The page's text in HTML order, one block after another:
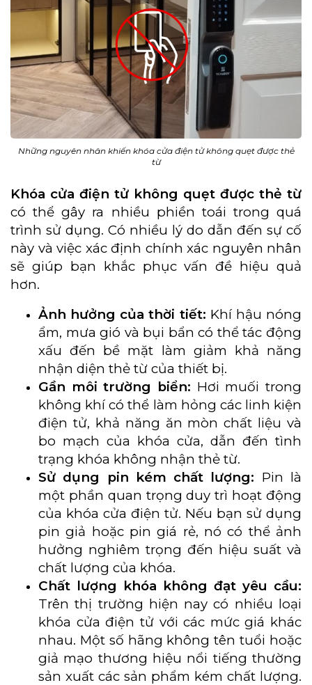
Những nguyên nhân khiến khóa cửa điện tử không quẹt được thẻ
từ
Khóa cửa điện tử không quẹt được thẻ từ
có thể gây ra nhiều phiền toái trong quá
trình sử dụng. Có nhiều lý do dẫn đến sự cố
này và việc xác định chính xác nguyên nhân
sẽ giúp bạn khắc phục vấn đề hiệu quả
hơn.
Ảnh hưởng của thời tiết: Khí hậu nóng
ẩm, mưa gió và bụi bẩn có thể tác động
xấu đến bề mặt làm giảm khả năng
nhận diện thẻ từ của thiết bị.
Gần môi trường biển: Hơi muối trong
không khí có thể làm hỏng các linh kiện
điện tử, khả năng ăn mòn chất liệu và
bo mạch của khóa cửa, dẫn đến tình
trạng khóa không nhận thẻ từ.
Sử dụng pin kém chất lượng: Pin là
một phần quan trọng duy trì hoạt động
của khóa cửa điện tử. Nếu bạn sử dụng
pin giả hoặc pin giá rẻ, nó có thể ảnh
hưởng nghiêm trọng đến hiệu suất và
chất lượng của khóa.
Chất lượng khóa không đạt yêu cầu:
Trên thị trường hiện nay có nhiều loại
khóa cửa điện tử với các mức giá khác
nhau. Một số hãng không tên tuổi hoặc
giả mạo thương hiệu nổi tiếng thường
sản xuất các sản phẩm kém chất lượng.